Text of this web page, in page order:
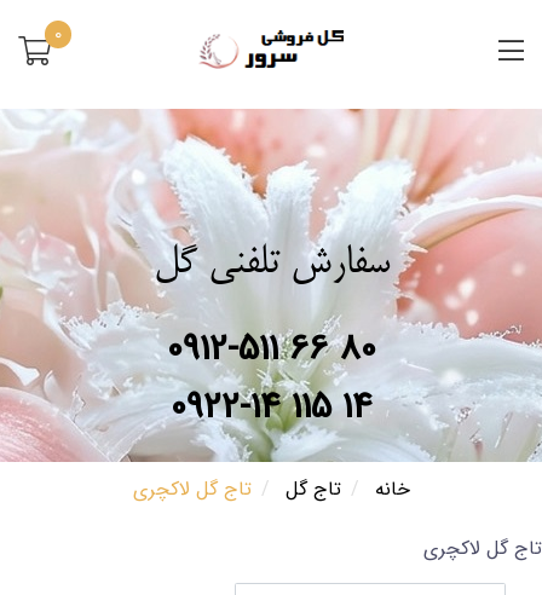
0
سفارش تلفنی گل
0912-511 66 80
0922-14 115 14
خانه تاج گل
تاج گل لاکچری
تاج گل لاکچری